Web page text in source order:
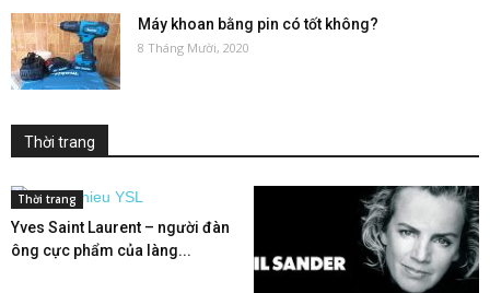
Máy khoan bằng pin có tốt không?
8 Tháng Mười, 2020
Thời trang
Thời trang
Yves Saint Laurent – người đàn
ông cực phẩm của làng...